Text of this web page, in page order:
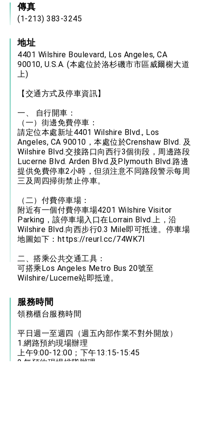
傳真
(1-213) 383-3245
地址
4401 Wilshire Boulevard, Los Angeles, CA
90010, U.S.A. (本處位於洛杉磯市市區威爾榭大道
上)
【交通方式及停車資訊】
一、 自行開車：
（一）街邊免費停車：
請定位本處新址4401 Wilshire Blvd., Los
Angeles, CA 90010，本處位於Crenshaw Blvd. 及
Wilshire Blvd.交接路口向西行3個街段，周邊路段
Lucerne Blvd. Arden Blvd.及Plymouth Blvd.路邊
提供免費停車2小時，但須注意不同路段警示每周
三及周四掃街禁止停車。
（二）付費停車場：
附近有一個付費停車場4201 Wilshire Visitor
Parking，該停車場入口在Lorrain Blvd.上，沿
Wilshire Blvd.向西步行0.3 Mile即可抵達。停車場
地圖如下： https://reurl.cc/74WK7l
二、搭乘公共交通工具：
可搭乘Los Angeles Metro Bus 20號至
Wilshire/Lucerne站即抵達。
服務時間
領務櫃台服務時間
平日週一至週四（週五內部作業不對外開放）
1.網路預約現場辦理
上午9:00-12:00；下午13:15-15:45
2.無預約現場排隊辦理